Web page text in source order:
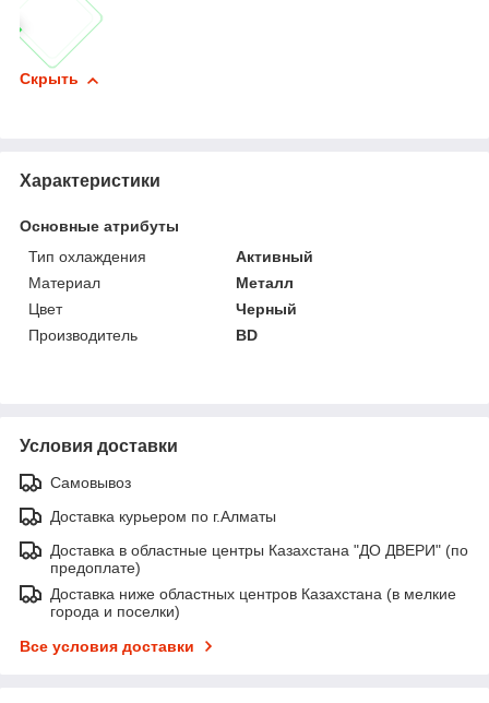
Скрыть
Характеристики
Основные атрибуты
Тип охлаждения
Активный
Материал
Металл
Цвет
Черный
Производитель
BD
Условия доставки
Самовывоз
Доставка курьером по г.Алматы
Доставка в областные центры Казахстана "ДО ДВЕРИ" (по
предоплате)
Доставка ниже областных центров Казахстана (в мелкие
города и поселки)
Все условия доставки